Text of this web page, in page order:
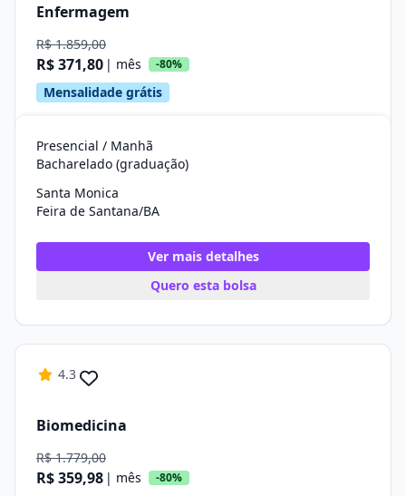
Enfermagem
R$ 1.859,00
R$ 371,80 | mês -80%
Mensalidade grátis
Presencial / Manhã
Bacharelado (graduação)
Santa Monica
Feira de Santana/BA
Ver mais detalhes
Quero esta bolsa
4.3
Biomedicina
R$ 1.779,00
R$ 359,98 | mês -80%